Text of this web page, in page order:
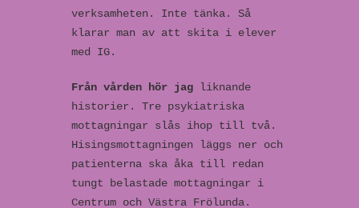
verksamheten. Inte tänka. Så
klarar man av att skita i elever
med IG.
Från vården hör jag liknande
historier. Tre psykiatriska
mottagningar slås ihop till två.
Hisingsmottagningen läggs ner och
patienterna ska åka till redan
tungt belastade mottagningar i
Centrum och Västra Frölunda.